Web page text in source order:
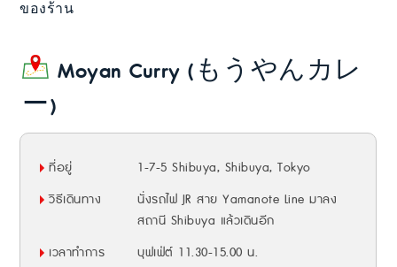
ของร้าน
Moyan Curry (もうやんカレ
ー)
ที่อยู่
1-7-5 Shibuya, Shibuya, Tokyo
วิธีเดินทาง
นั่งรถไฟ JR สาย Yamanote Line มาลง
สถานี Shibuya แล้วเดินอีก
เวลาทำการ
บุฟเฟ่ต์ 11.30-15.00 น.